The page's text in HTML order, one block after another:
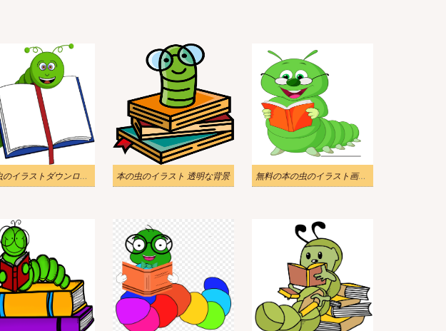
本の虫のイラストダウンロード 本の虫のイラスト 透明な背景 無料の本の虫のイラスト画像 2